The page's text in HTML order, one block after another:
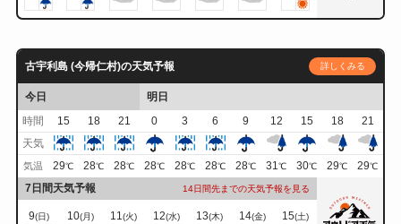
古宇利島 (今帰仁村)の天気予報 詳しくみる
今日
明日
時間
15 18 21 0 3 6 9 12 15 18
21
天気
気温 29℃ 28℃ 28℃ 28℃ 28℃ 28℃ 28℃ 31℃ 30℃ 29℃ 29℃
7日間天気予報 14日間先までの天気予報を見る
9(日) 10(月) 11(火) 12(水) 13(木) 14(金) 15(土)